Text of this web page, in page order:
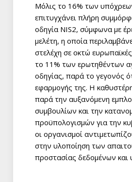
Μόλις το 16% των
επιτυγχάνει πλήρη
οδηγία NIS2, σύμφωνα με
μελέτη, η οποία
στελέχη σε οκτώ
το 11% των ερωτηθέντων
οδηγίας, παρά το γεγονός
εφαρμογής της. Η
παρά την αυξανόμενη
συμβουλίων και την
προϋπολογισμών για την
οι οργανισμοί
στην υλοποίηση των
προστασίας δεδομένων